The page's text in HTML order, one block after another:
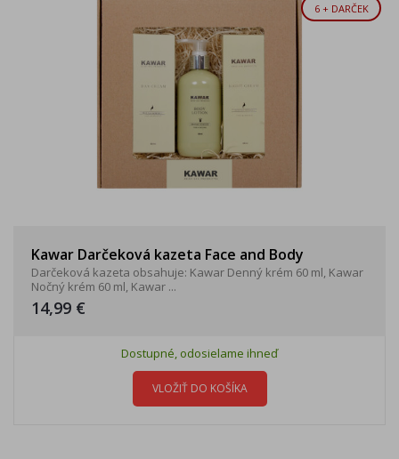
6 + DARČEK
Kawar Darčeková kazeta Face and Body
Darčeková kazeta obsahuje: Kawar Denný krém 60 ml, Kawar
Nočný krém 60 ml, Kawar ...
14,99 €
Dostupné, odosielame ihneď
VLOŽIŤ DO KOŠÍKA